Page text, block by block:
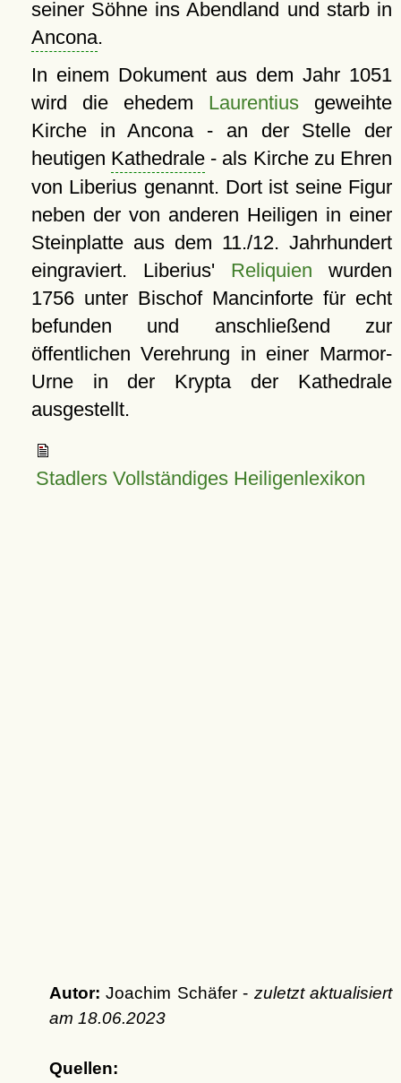
seiner Söhne ins Abendland und starb in
Ancona.
In einem Dokument aus dem Jahr 1051
wird die ehedem Laurentiusgeweihte
Kirche in Ancona - an der Stelle der
heutigen Kathedrale - als Kirche zu Ehren
von Liberius genannt. Dort ist seine Figur
neben der von anderen Heiligen in einer
Steinplatte aus dem 11./12. Jahrhundert
eingraviert. Liberius' Reliquien wurden
1756 unter Bischof Mancinforte für echt
befunden und anschließend zur
öffentlichen Verehrung in einer Marmor-
Urne in der Krypta der Kathedrale
ausgestellt.
Stadlers Vollständiges Heiligenlexikon
Autor: Joachim Schäfer - zuletzt aktualisiert
am 18.06.2023
Quellen: